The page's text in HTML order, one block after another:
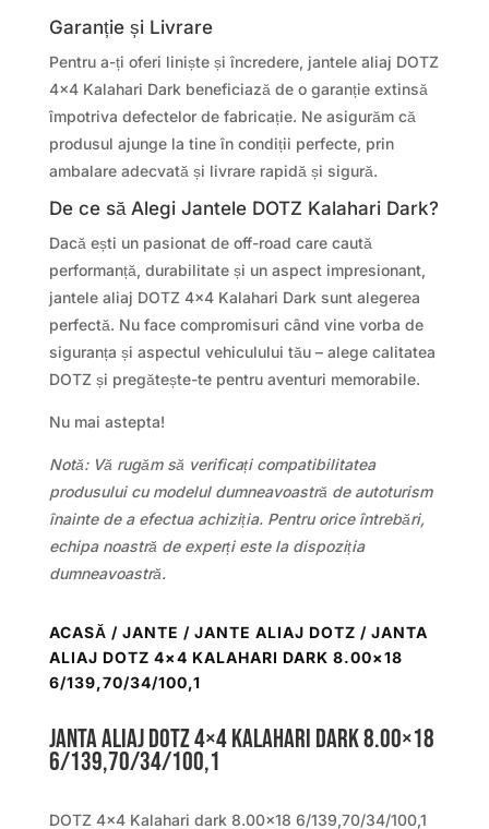
Garanție și Livrare
Pentru a-ți oferi liniște și încredere, jantele aliaj DOTZ
4×4 Kalahari Dark beneficiază de o garanție extinsă
împotriva defectelor de fabricație. Ne asigurăm că
produsul ajunge la tine în condiții perfecte, prin
ambalare adecvată și livrare rapidă și sigură.
De ce să Alegi Jantele DOTZ Kalahari Dark?
Dacă ești un pasionat de off-road care caută
performanță, durabilitate și un aspect impresionant,
jantele aliaj DOTZ 4×4 Kalahari Dark sunt alegerea
perfectă. Nu face compromisuri când vine vorba de
siguranța și aspectul vehiculului tău – alege calitatea
DOTZ și pregătește-te pentru aventuri memorabile.
Nu mai astepta!
Notă: Vă rugăm să verificați compatibilitatea
produsului cu modelul dumneavoastră de autoturism
înainte de a efectua achiziția. Pentru orice întrebări,
echipa noastră de experți este la dispoziția
dumneavoastră.
ACASĂ / JANTE / JANTE ALIAJ DOTZ / JANTA
ALIAJ DOTZ 4×4 KALAHARI DARK 8.00×18
6/139,70/34/100,1
Janta aliaj DOTZ 4×4 Kalahari dark 8.00×18
6/139,70/34/100,1
DOTZ 4×4 Kalahari dark 8.00×18 6/139,70/34/100,1